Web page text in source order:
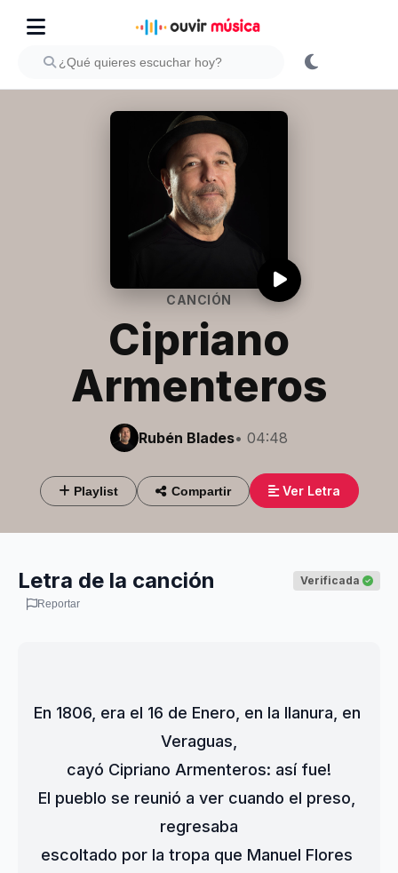
CANCIÓN
Cipriano
Armenteros
Rubén Blades• 04:48
Playlist Compartir Ver Letra
Letra de la canción Verificada
Reportar
En 1806, era el 16 de Enero, en la llanura, en
Veraguas,
cayó Cipriano Armenteros: así fue!
El pueblo se reunió a ver cuando el preso,
regresaba
escoltado por la tropa que Manuel Flores